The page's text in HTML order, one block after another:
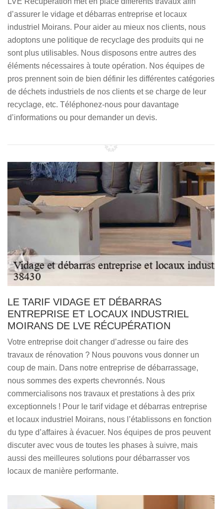
d’assurer le vidage et débarras entreprise et locaux
industriel Moirans. Pour aider au mieux nos clients, nous
adoptons une politique de recyclage des produits qui ne
sont plus utilisables. Nous disposons entre autres des
éléments nécessaires à toute opération. Nos équipes de
pros prennent soin de bien définir les différentes catégories
de déchets industriels de nos clients et se charge de leur
recyclage, etc. Téléphonez-nous pour davantage
d’informations ou pour demander un devis.
LE TARIF VIDAGE ET DÉBARRAS
ENTREPRISE ET LOCAUX INDUSTRIEL
MOIRANS DE LVE RÉCUPÉRATION
Votre entreprise doit changer d’adresse ou faire des
travaux de rénovation ? Nous pouvons vous donner un
coup de main. Dans notre entreprise de débarrassage,
nous sommes des experts chevronnés. Nous
commercialisons nos travaux et prestations à des prix
exceptionnels ! Pour le tarif vidage et débarras entreprise
et locaux industriel Moirans, nous l’établissons en fonction
du type d’affaires à évacuer. Nos équipes de pros peuvent
discuter avec vous de toutes les phases à suivre, mais
aussi des meilleures solutions pour débarrasser vos
locaux de manière performante.